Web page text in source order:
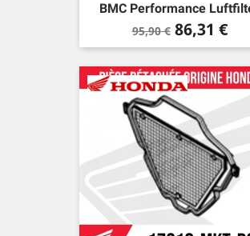
BMC Performance
Verkaufspreis
95,90 € Preis
86,31 €